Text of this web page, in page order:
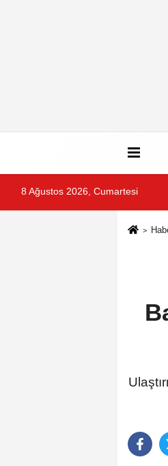
8 Ağustos 2026, Cumartesi